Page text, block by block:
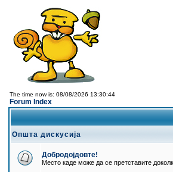
The time now is: 08/08/2026 13:30:44
Forum Index
Општа дискусија
Добродојдовте!
Место каде може да се претставите